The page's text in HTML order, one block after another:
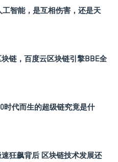
工智能，是互相伤害，还是天
链，百度云区块链引擎BBE全
时代而生的超级链究竟是什
狂飙背后 区块链技术发展还